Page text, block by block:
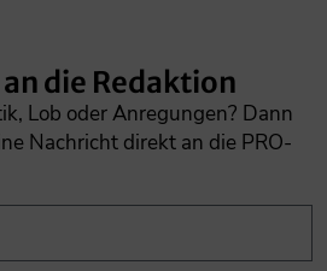
die Redaktion
Lob oder Anregungen? Dann
Nachricht direkt an die PRO-